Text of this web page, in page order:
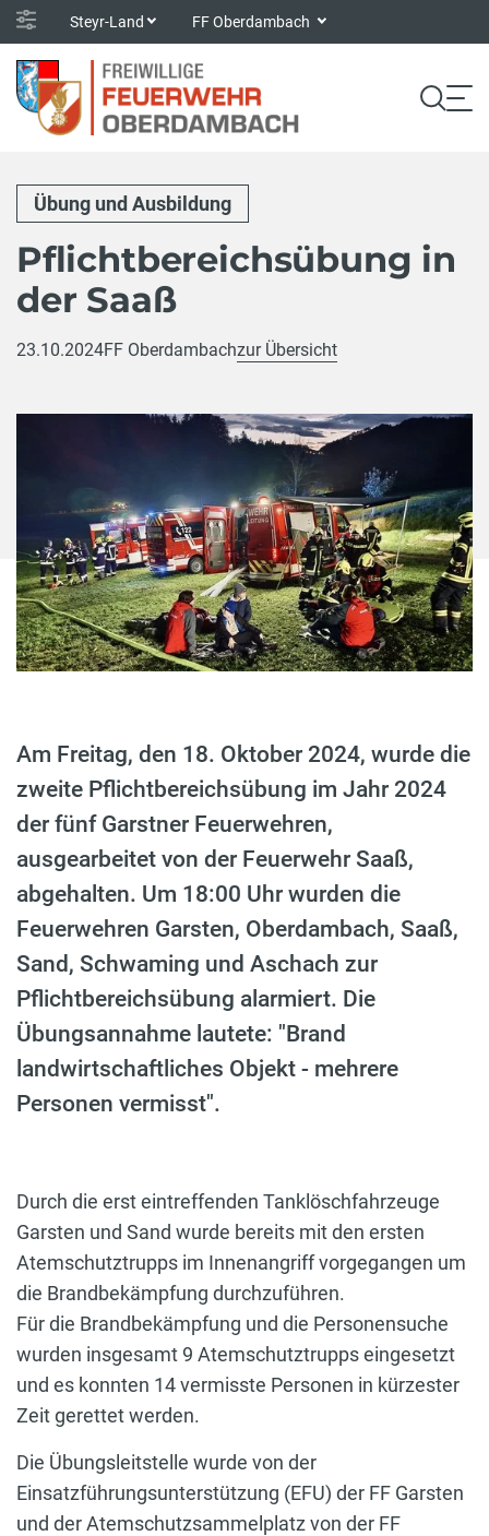
Steyr-Land FF Oberdambach
Übung und Ausbildung
Pflichtbereichsübung in
der Saaß
23.10.2024FF Oberdambachzur Übersicht
Am Freitag, den 18. Oktober 2024, wurde die
zweite Pflichtbereichsübung im Jahr 2024
der fünf Garstner Feuerwehren,
ausgearbeitet von der Feuerwehr Saaß,
abgehalten. Um 18:00 Uhr wurden die
Feuerwehren Garsten, Oberdambach, Saaß,
Sand, Schwaming und Aschach zur
Pflichtbereichsübung alarmiert. Die
Übungsannahme lautete: "Brand
landwirtschaftliches Objekt - mehrere
Personen vermisst".
Durch die erst eintreffenden Tanklöschfahrzeuge
Garsten und Sand wurde bereits mit den ersten
Atemschutztrupps im Innenangriff vorgegangen um
die Brandbekämpfung durchzuführen.
Für die Brandbekämpfung und die Personensuche
wurden insgesamt 9 Atemschutztrupps eingesetzt
und es konnten 14 vermisste Personen in kürzester
Zeit gerettet werden.
Die Übungsleitstelle wurde von der
Einsatzführungsunterstützung (EFU) der FF Garsten
und der Atemschutzsammelplatz von der FF